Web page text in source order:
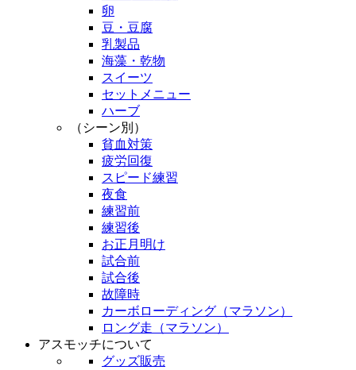
卵
豆・豆腐
乳製品
海藻・乾物
スイーツ
セットメニュー
ハーブ
（シーン別）
貧血対策
疲労回復
スピード練習
夜食
練習前
練習後
お正月明け
試合前
試合後
故障時
カーボローディング（マラソン）
ロング走（マラソン）
アスモッチについて
グッズ販売